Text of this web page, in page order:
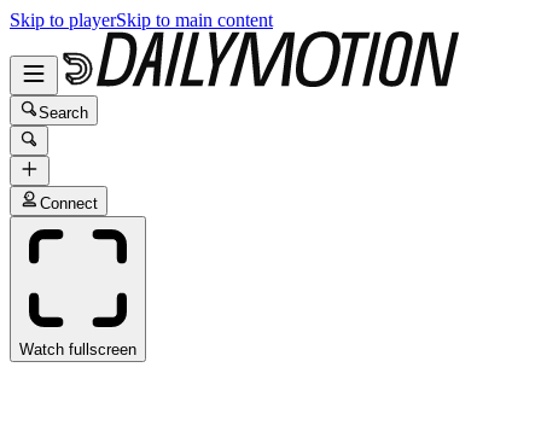
Skip to playerSkip to main content
Search
Connect
Watch fullscreen